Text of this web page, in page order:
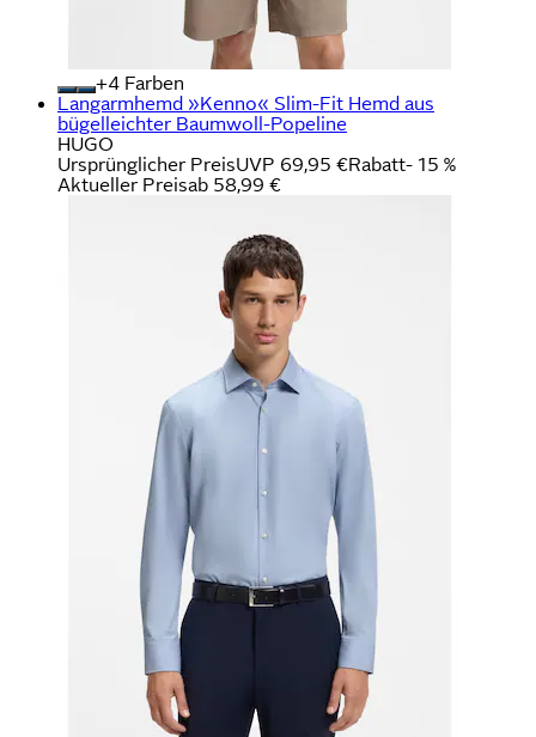
+
Farben
Langarmhemd »Kenno« Slim-Fit Hemd aus
bügelleichter Baumwoll-Popeline
HUGO
Ursprünglicher PreisUVP 69,95 €Rabatt- 15 %
Aktueller Preisab 58,99 €